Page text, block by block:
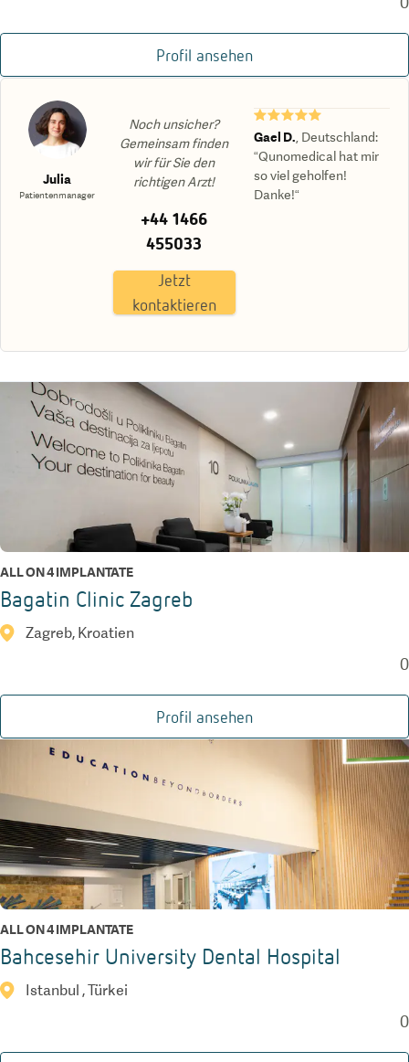
Profil ansehen
Julia
Patientenmanager
Noch unsicher?
Gemeinsam finden
wir für Sie den
richtigen Arzt!
+44 1466
455033
Jetzt
kontaktieren
★★★★★
Gael D. Deutschland:
“Qunomedical hat mir
so viel geholfen!
Danke!“
ALL ON 4 IMPLANTATE
Bagatin Clinic Zagreb
Zagreb, Kroatien
0
Profil ansehen
ALL ON 4 IMPLANTATE
Bahcesehir University Dental Hospital
Istanbul , Türkei
0